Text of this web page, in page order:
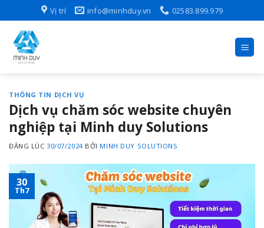
to
content
Vị trí info@minhduy.vn 02583.899.979
THÔNG TIN DỊCH VỤ
Dịch vụ chăm sóc website chuyên
nghiệp tại Minh duy Solutions
ĐĂNG LÚC 30/07/2024 BỞI MINH DUY SOLUTIONS
30
Th7